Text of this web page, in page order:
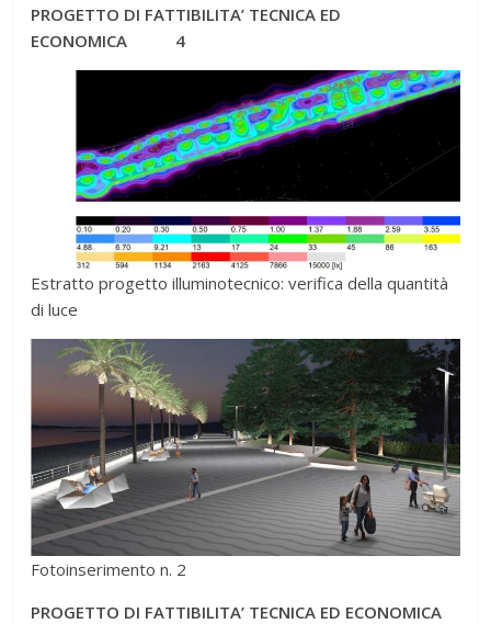
PROGETTO DI FATTIBILITA’ TECNICA ED
ECONOMICA 4
Estratto progetto illuminotecnico: verifica della quantità
di luce
Fotoinserimento n. 2
PROGETTO DI FATTIBILITA’ TECNICA ED ECONOMICA